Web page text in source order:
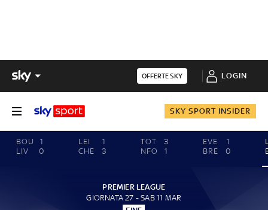
OFFERTE SKY LOGIN
SKY SPORT INSIDER
BOU
1
LIV
0
LEI
1
CHE
3
TOT
3
NFO
1
EVE
1
BRE
0
PREMIER LEAGUE
GIORNATA 27 - SAB 11 MAR